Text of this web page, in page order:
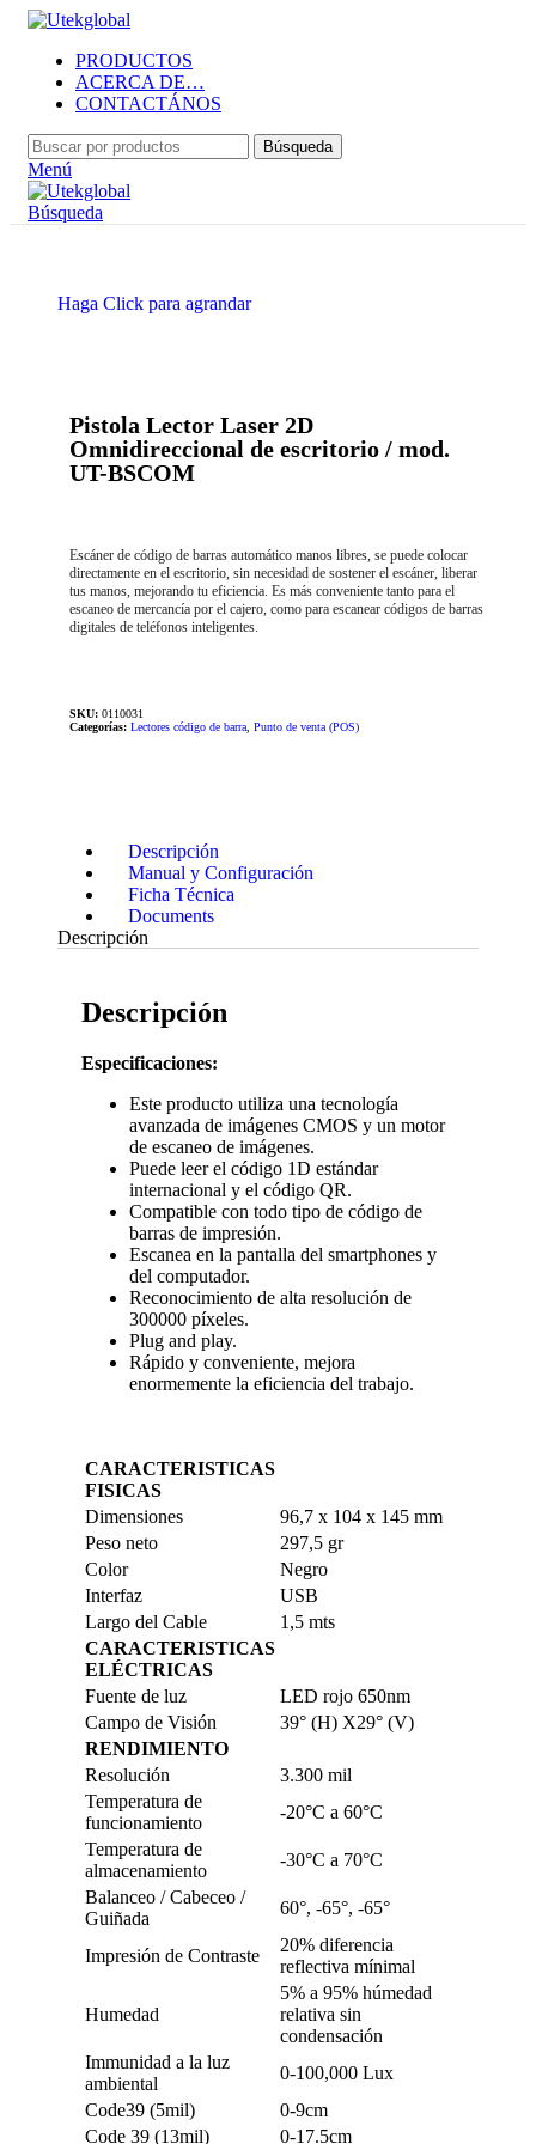
PRODUCTOS
ACERCA DE…
CONTACTÁNOS
Búsqueda
Menú
Búsqueda
Haga Click para agrandar
Pistola Lector Laser 2D
Omnidireccional de escritorio / mod.
UT-BSCOM
Escáner de código de barras automático manos libres, se puede colocar
directamente en el escritorio, sin necesidad de sostener el escáner, liberar
tus manos, mejorando tu eficiencia. Es más conveniente tanto para el
escaneo de mercancía por el cajero, como para escanear códigos de barras
digitales de teléfonos inteligentes.
SKU: 0110031
Categorías: Lectores código de barra Punto de venta (POS)
Descripción
Manual y Configuración
Ficha Técnica
Documents
Descripción
Descripción
Especificaciones:
Este producto utiliza una tecnología
avanzada de imágenes CMOS y un motor
de escaneo de imágenes.
Puede leer el código 1D estándar
internacional y el código QR.
Compatible con todo tipo de código de
barras de impresión.
Escanea en la pantalla del smartphones y
del computador.
Reconocimiento de alta resolución de
300000 píxeles.
Plug and play.
Rápido y conveniente, mejora
enormemente la eficiencia del trabajo.
CARACTERISTICAS
FISICAS
Dimensiones
96,7 x 104 x 145 mm
Peso neto
297,5 gr
Color
Negro
Interfaz
USB
Largo del Cable
1,5 mts
CARACTERISTICAS
ELÉCTRICAS
Fuente de luz
LED rojo 650nm
Campo de Visión
39° (H) X29° (V)
RENDIMIENTO
Resolución
3.300 mil
Temperatura de
funcionamiento
-20°C a 60°C
Temperatura de
almacenamiento
-30°C a 70°C
Balanceo / Cabeceo /
Guiñada
60°, -65°, -65°
Impresión de Contraste
20% diferencia
reflectiva mínimal
Humedad
5% a 95% húmedad
relativa sin
condensación
Immunidad a la luz
ambiental
0-100,000 Lux
Code39 (5mil)
0-9cm
Code 39 (13mil)
0-17.5cm